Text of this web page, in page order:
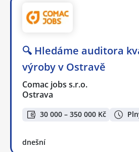
🔍 Hledáme auditora
výroby v Ostravě
Comac jobs s.r.o.
Ostrava
30 000 – 350 000 Kč
dnešní